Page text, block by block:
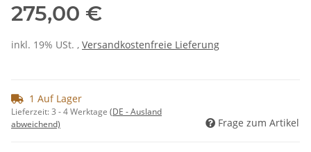
275,00 €
inkl. 19% USt. , Versandkostenfreie Lieferung
1 Auf Lager
Lieferzeit:3 - 4 Werktage (DE - Ausland
abweichend)
Frage zum Artikel